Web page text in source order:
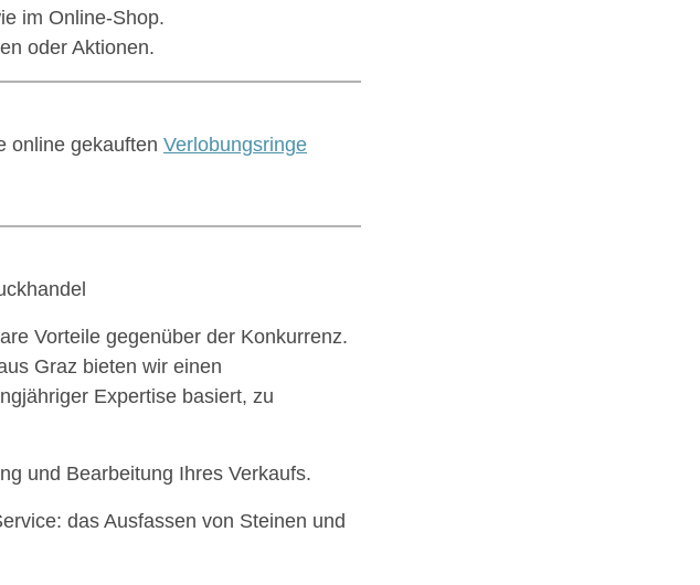
im Online-Shop.
oder Aktionen.
online gekauften Verlobungsringe
Vorteile gegenüber der Konkurrenz.
Graz bieten wir einen
Expertise basiert, zu
und Bearbeitung Ihres Verkaufs.
das Ausfassen von Steinen und